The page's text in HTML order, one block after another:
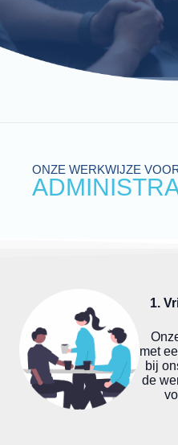
ONZE WERKWIJZE
1.
met
bij
de